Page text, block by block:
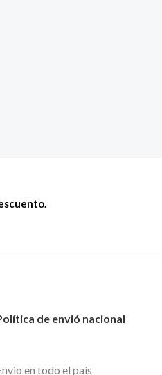
de envió nacional
en todo el país